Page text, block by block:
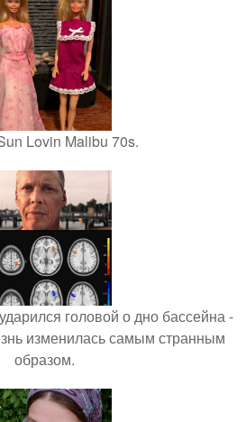
Lovin Malibu 70s.
головой о дно бассейна -
изменилась самым странным
образом.